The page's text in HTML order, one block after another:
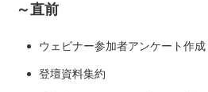
～直前
ウェビナー参加者アンケート作成
登壇資料集約